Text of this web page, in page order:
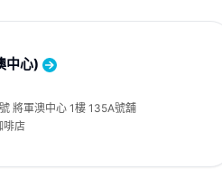
中心)
將軍澳中心 1樓 135A號舖
啡店